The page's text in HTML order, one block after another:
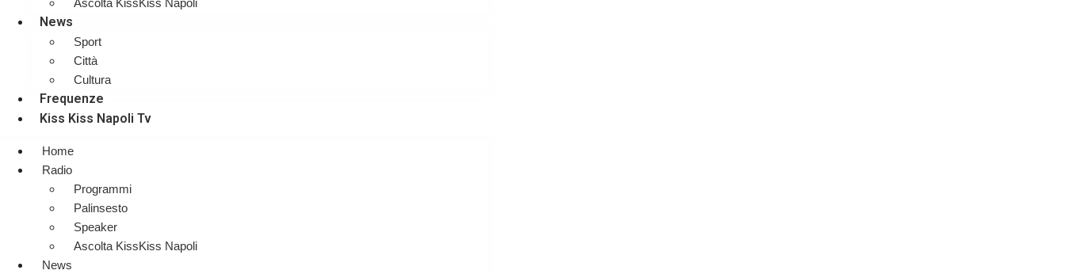
Ascolta KissKiss Napoli
News
Sport
Città
Cultura
Frequenze
Kiss Kiss Napoli Tv
Home
Radio
Programmi
Palinsesto
Speaker
Ascolta KissKiss Napoli
News